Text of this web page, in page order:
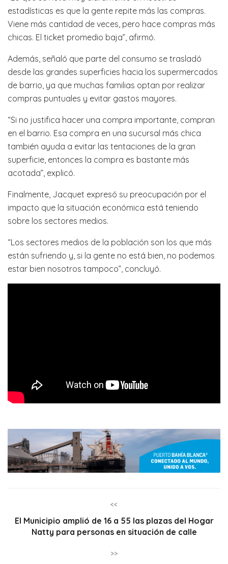
estadísticas es que la gente repite más las compras.
Viene más cantidad de veces, pero hace compras más
chicas. El ticket promedio baja”, afirmó.
Además, señaló que parte del consumo se trasladó
desde las grandes superficies hacia los supermercados
de barrio, ya que muchas familias optan por realizar
compras puntuales y evitar gastos mayores.
“Si no justifica hacer una compra importante, compran
en el barrio. Esa compra en una sucursal más chica
también ayuda a evitar las tentaciones de la gran
superficie, entonces la compra es bastante más
acotada”, explicó.
Finalmente, Jacquet expresó su preocupación por el
impacto que la situación económica está teniendo
sobre los sectores medios.
“Los sectores medios de la población son los que más
están sufriendo y, si la gente no está bien, no podemos
estar bien nosotros tampoco”, concluyó.
<<
El Municipio amplió de 16 a 55 las plazas del Hogar
Natty para personas en situación de calle
>>